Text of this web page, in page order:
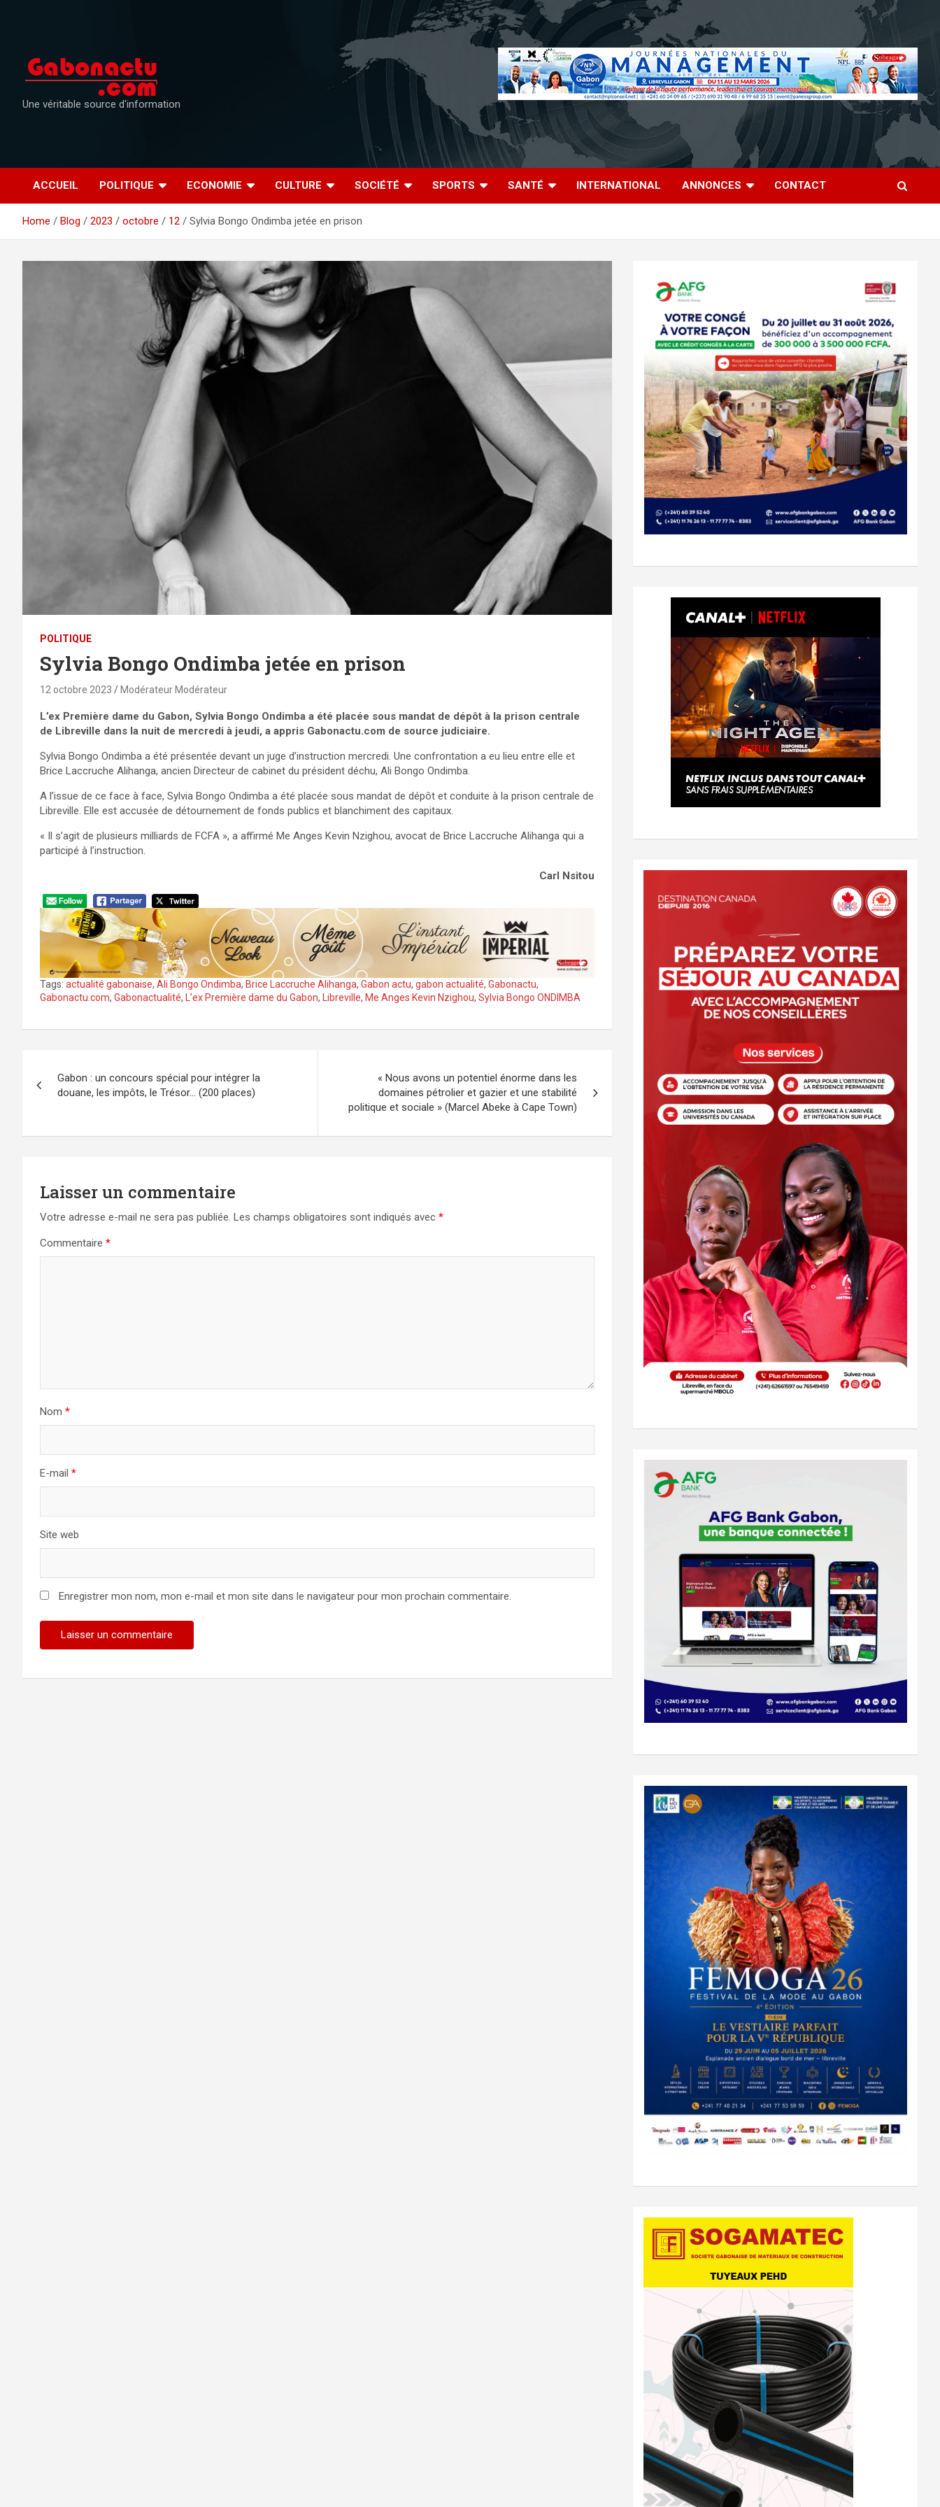
Une véritable source d'information
ACCUEIL POLITIQUE ECONOMIE CULTURE SOCIÉTÉ SPORTS SANTÉ INTERNATIONAL ANNONCES CONTACT
Home Blog 2023 octobre 12 Sylvia Bongo Ondimba jetée en prison
POLITIQUE
Sylvia Bongo Ondimba jetée en prison
12 octobre 2023 Modérateur Modérateur
L’ex Première dame du Gabon, Sylvia Bongo Ondimba a été placée sous mandat de dépôt à la prison centrale
de Libreville dans la nuit de mercredi à jeudi, a appris Gabonactu.com de source judiciaire.
Sylvia Bongo Ondimba a été présentée devant un juge d’instruction mercredi. Une confrontation a eu lieu entre elle et
Brice Laccruche Alihanga, ancien Directeur de cabinet du président déchu, Ali Bongo Ondimba.
A l’issue de ce face à face, Sylvia Bongo Ondimba a été placée sous mandat de dépôt et conduite à la prison centrale de
Libreville. Elle est accusée de détournement de fonds publics et blanchiment des capitaux.
« Il s’agit de plusieurs milliards de FCFA », a affirmé Me Anges Kevin Nzighou, avocat de Brice Laccruche Alihanga qui a
participé à l’instruction.
Carl Nsitou
Tags: actualité gabonaise, Ali Bongo Ondimba, Brice Laccruche Alihanga, Gabon actu, gabon actualité, Gabonactu,
Gabonactu.com, Gabonactualité, L’ex Première dame du Gabon, Libreville, Me Anges Kevin Nzighou, Sylvia Bongo ONDIMBA
de
Gabon : un concours spécial pour intégrer la
douane, les impôts, le Trésor… (200 places)
« Nous avons un potentiel énorme dans les
domaines pétrolier et gazier et une stabilité
politique et sociale » (Marcel Abeke à Cape Town)
Laisser un commentaire
Votre adresse e-mail ne sera pas publiée. Les champs obligatoires sont indiqués avec *
Commentaire *
Nom *
E-mail *
Site web
Enregistrer mon nom, mon e-mail et mon site dans le navigateur pour mon prochain commentaire.